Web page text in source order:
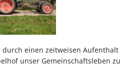
einen zeitweisen Aufenthalt
unser Gemeinschaftsleben zu